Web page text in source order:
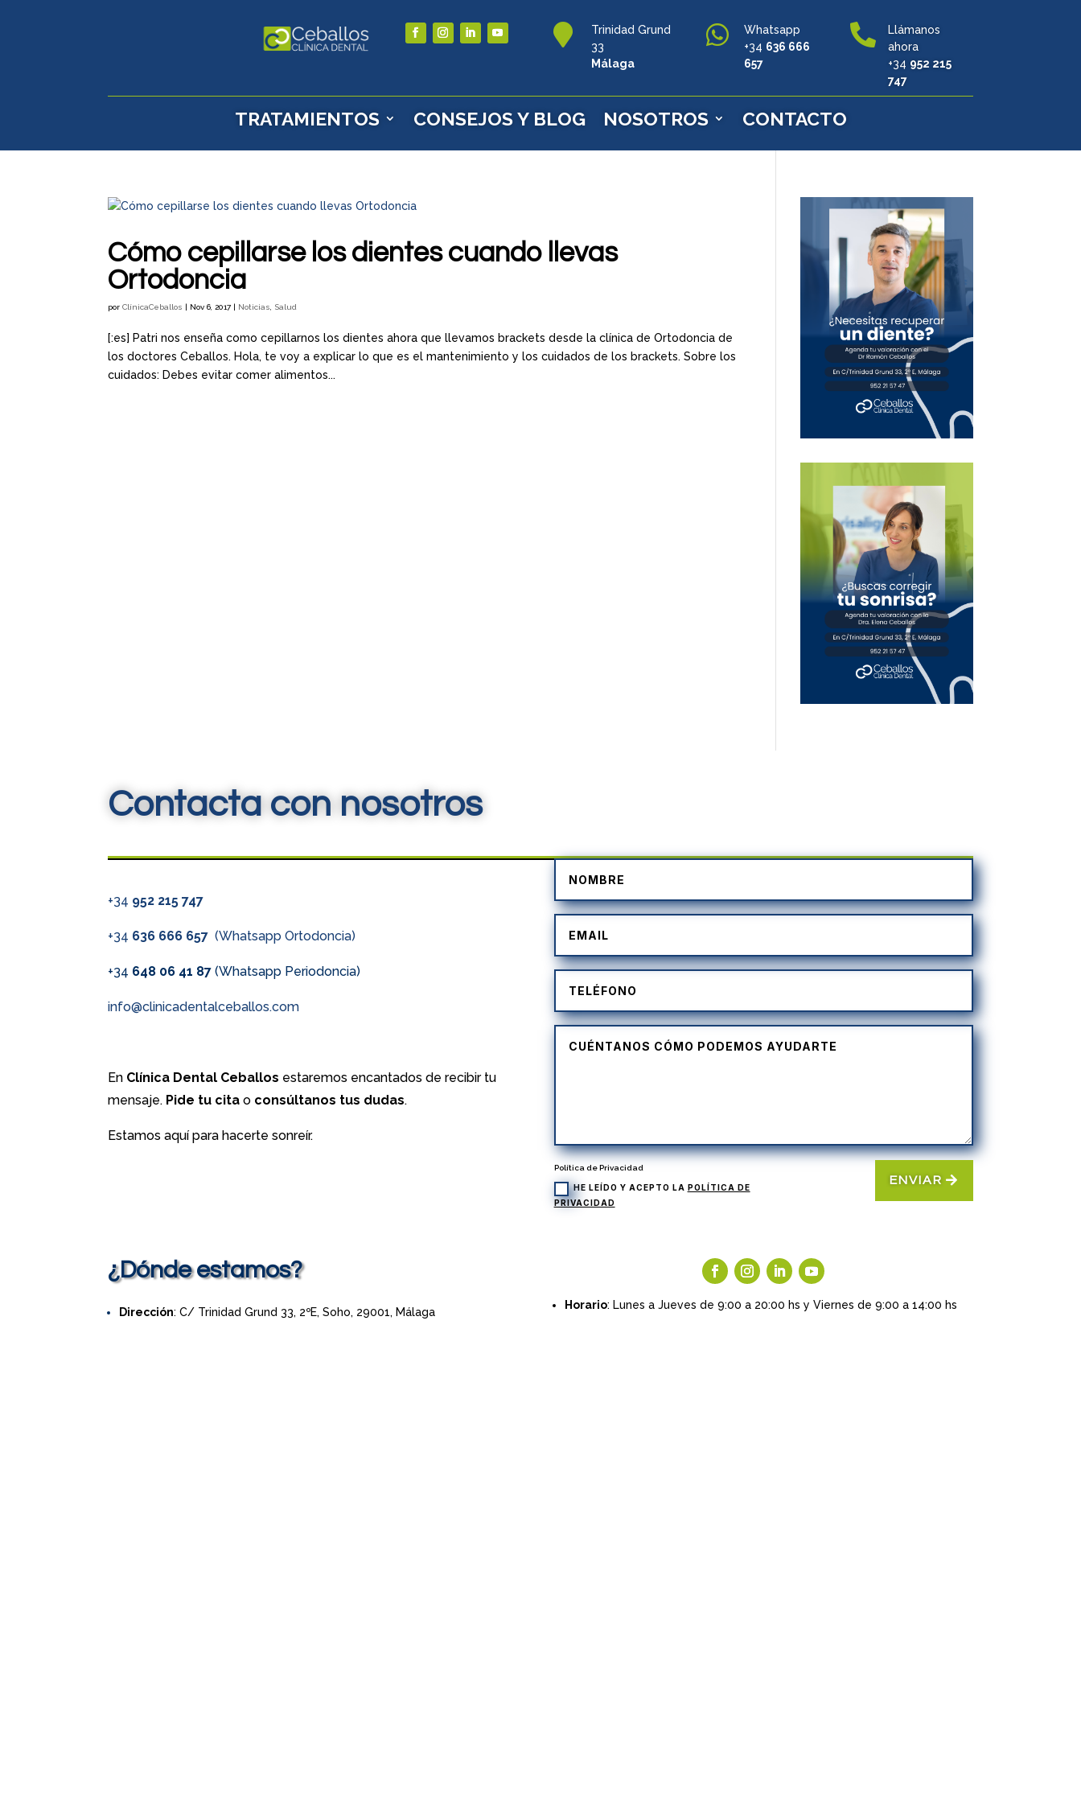

Trinidad Grund
33
Málaga

Whatsapp
+34 636 666
657

Llámanos
ahora
+34 952 215
747
TRATAMIENTOS CONSEJOS Y BLOG NOSOTROS CONTACTO
Cómo cepillarse los dientes cuando llevas
Ortodoncia
porClínicaCeballos | Nov 6, 2017 | Noticias Salud
[:es] Patri nos enseña como cepillarnos los dientes ahora que llevamos brackets desde la clínica de Ortodoncia de
los doctores Ceballos. Hola, te voy a explicar lo que es el mantenimiento y los cuidados de los brackets. Sobre los
cuidados: Debes evitar comer alimentos...
Contacta con nosotros
+34 952 215 747
+34 636 666 657(Whatsapp Ortodoncia)
+34 648 06 41 87 (Whatsapp Periodoncia)
info@clinicadentalceballos.com
En Clínica Dental Ceballos estaremos encantados de recibir tu
mensaje. Pide tu cita o consúltanos tus dudas.
Estamos aquí para hacerte sonreír.
Política de Privacidad
HE LEÍDO Y ACEPTO LA POLÍTICA DE
PRIVACIDAD
ENVIAR
¿Dónde estamos?
Dirección: C/ Trinidad Grund 33, 2ºE, Soho, 29001, Málaga
Horario: Lunes a Jueves de 9:00 a 20:00 hs y Viernes de 9:00 a 14:00 hs